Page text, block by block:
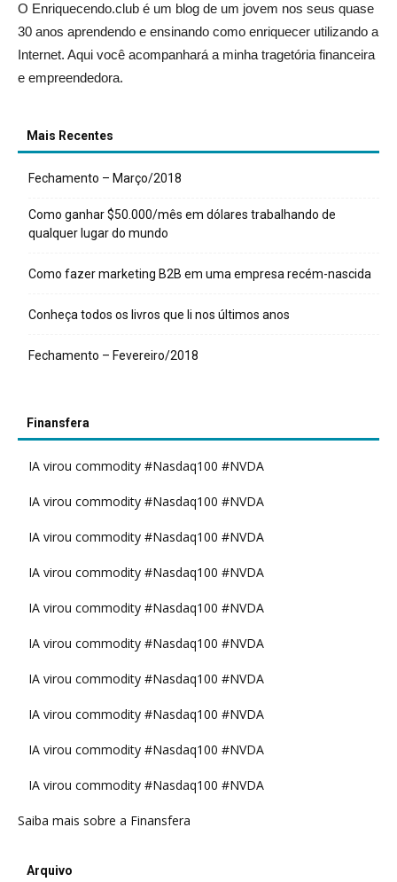
O Enriquecendo.club é um blog de um jovem nos seus quase
30 anos aprendendo e ensinando como enriquecer utilizando a
Internet. Aqui você acompanhará a minha tragetória financeira
e empreendedora.
Mais Recentes
Fechamento – Março/2018
Como ganhar $50.000/mês em dólares trabalhando de
qualquer lugar do mundo
Como fazer marketing B2B em uma empresa recém-nascida
Conheça todos os livros que li nos últimos anos
Fechamento – Fevereiro/2018
Finansfera
IA virou commodity #Nasdaq100 #NVDA
IA virou commodity #Nasdaq100 #NVDA
IA virou commodity #Nasdaq100 #NVDA
IA virou commodity #Nasdaq100 #NVDA
IA virou commodity #Nasdaq100 #NVDA
IA virou commodity #Nasdaq100 #NVDA
IA virou commodity #Nasdaq100 #NVDA
IA virou commodity #Nasdaq100 #NVDA
IA virou commodity #Nasdaq100 #NVDA
IA virou commodity #Nasdaq100 #NVDA
Saiba mais sobre a Finansfera
Arquivo